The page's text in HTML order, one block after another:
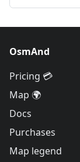
OsmAnd
Pricing 💳
Map 🌍
Docs
Purchases
Map legend